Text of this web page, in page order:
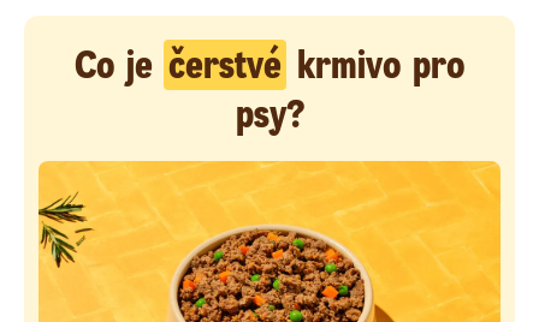
Co je čerstvé krmivo pro
psy?